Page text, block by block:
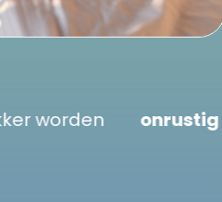
moe wakker worden